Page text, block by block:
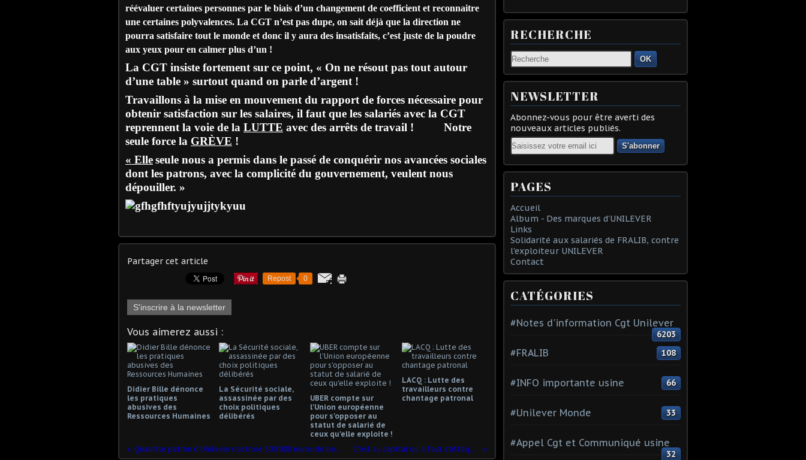
réévaluer certaines personnes par le biais d’un changement de coefficient et reconnaitre
une certaines polyvalences. La CGT n’est pas dupe, on sait déjà que la direction ne
pourra satisfaire tout le monde et donc il y aura des insatisfaits, c’est juste de la poudre
aux yeux pour en calmer plus d’un !
La CGT insiste fortement sur ce point, « On ne résout pas tout autour
d’une table » surtout quand on parle d’argent !
Travaillons à la mise en mouvement du rapport de forces nécessaire pour
obtenir satisfaction sur les salaires, il faut que les salariés avec la CGT
reprennent la voie de la LUTTE avec des arrêts de travail !
Notre
seule force la GRÈVE !
« Elleseule nous a permis dans le passé de conquérir nos avancées sociales
dont les patrons, avec la complicité du gouvernement, veulent nous
dépouiller. »
Partager cet article
Repost 0
S'inscrire à la newsletter
Vous aimerez aussi :
Didier Bille dénonce
les pratiques
abusives des
Ressources Humaines
La Sécurité sociale,
assassinée par des
choix politiques
délibérés
UBER compte sur
l'Union européenne
pour s'opposer au
statut de salarié de
ceux qu'elle exploite !
LACQ : Lutte des
travailleurs contre
chantage patronal
Quand le patron d’Unilever s’octroie 500 000 euros de bonus C'est au capital qu'il faut s'attaquer
RECHERCHE
OK
NEWSLETTER
Abonnez-vous pour être averti des
nouveaux articles publiés.
Email
PAGES
Accueil
Album - Des marques d'UNILEVER
Links
Solidarité aux salariés de FRALIB, contre
l'exploiteur UNILEVER
Contact
CATÉGORIES
#Notes d'information Cgt Unilever
6203
#FRALIB 108
#INFO importante usine 66
#Unilever Monde 33
#Appel Cgt et Communiqué usine
32